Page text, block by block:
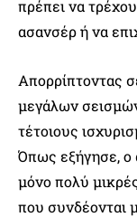
πρέπει να
ασανσέρ ή να
Απορρίπτοντας
μεγάλων
τέτοιους
Όπως εξήγησε, ο
μόνο πολύ
που συνδέονται